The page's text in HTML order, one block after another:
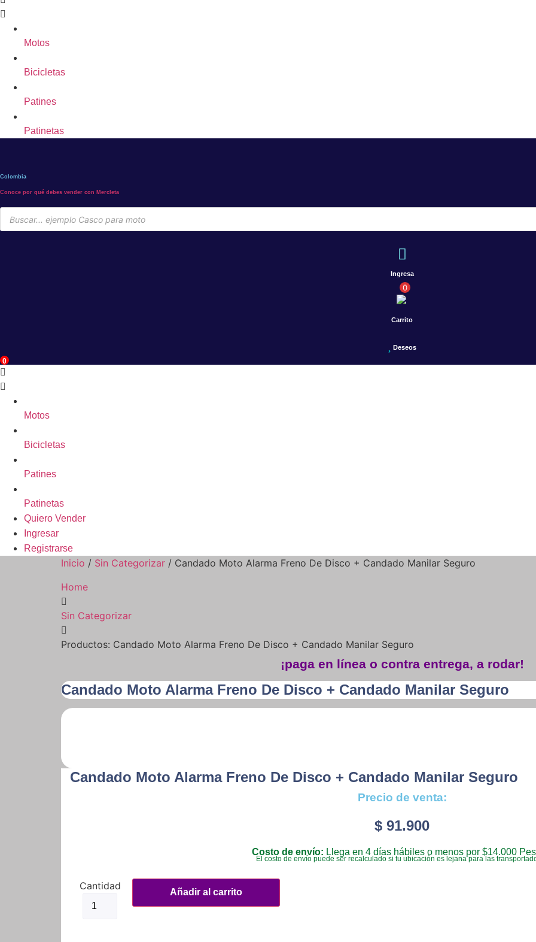
Motos
Bicicletas
Patines
Patinetas
Colombia
Conoce por qué debes vender con Mercleta
Búsqueda
de
productos
Ingresa
0
Carrito
Deseos
0
Motos
Bicicletas
Patines
Patinetas
Quiero Vender
Ingresar
Registrarse
Inicio / Sin Categorizar / Candado Moto Alarma Freno De Disco + Candado Manilar Seguro
Home
Sin Categorizar
Productos: Candado Moto Alarma Freno De Disco + Candado Manilar Seguro
¡paga en línea o contra entrega, a rodar!
Candado Moto Alarma Freno De Disco + Candado Manilar Seguro
Candado Moto Alarma Freno De Disco + Candado Manilar Seguro
Precio de venta:
$ 91.900
Costo de envío: Llega en 4 días hábiles o menos por $14.000
El costo de envío puede ser recalculado si tu ubicación es lejana para las
Candado
Moto
Añadir al carrito